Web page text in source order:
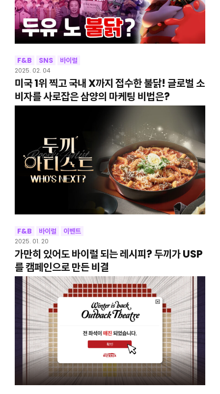
F&B SNS 바이럴
2025. 02. 04
미국 1위 찍고 국내 X까지 접수한 불닭! 글로벌 소
비자를 사로잡은 삼양의 마케팅 비법은?
F&B 바이럴 이벤트
2025. 01. 20
가만히 있어도 바이럴 되는 레시피? 두끼가 USP
를 캠페인으로 만든 비결